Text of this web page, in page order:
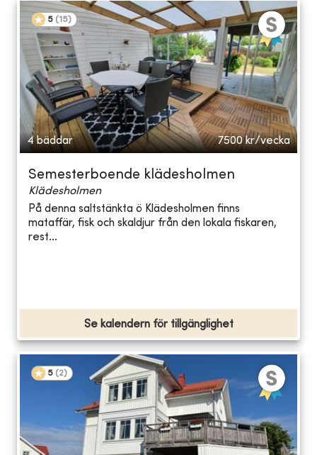
5 (15)
4 bäddar 7500 kr/vecka
Semesterboende klädesholmen
Klädesholmen
På denna saltstänkta ö Klädesholmen finns
mataffär, fisk och skaldjur från den lokala fiskaren,
rest...
Se kalendern för tillgänglighet
5 (2)